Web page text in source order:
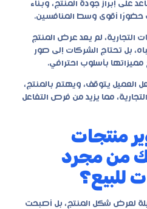
على إبراز جودة المنتج، وبناء
حضورًا أقوى وسط المنافسين.
التجارية، لم يعد عرض المنتج
بل تحتاج الشركات إلى صور
بأسلوب احترافي.
العميل يتوقف، ويهتم بالمنتج،
مما يزيد من فرص التفاعل
منتجات
من مجرد
للبيع؟
لعرض شكل المنتج، بل أصبحت